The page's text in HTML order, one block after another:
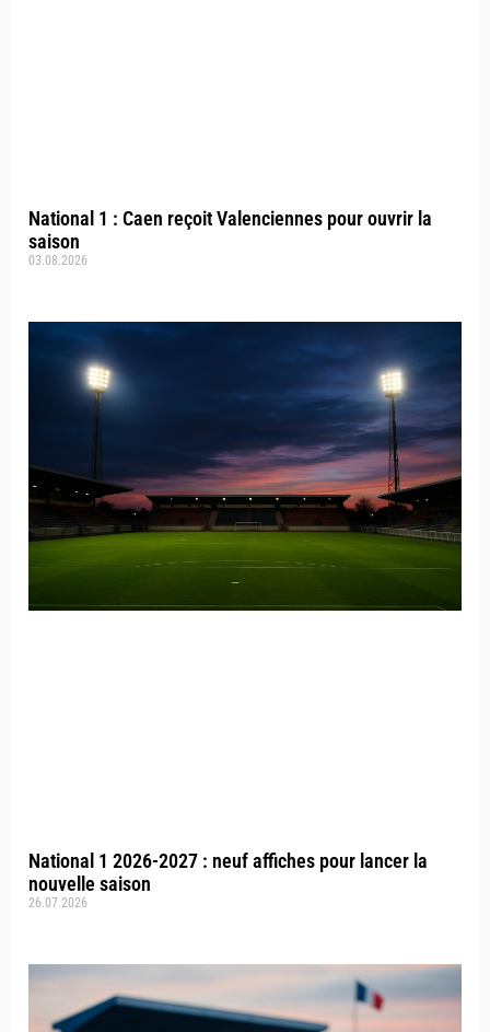
National 1 : Caen reçoit Valenciennes pour ouvrir la
saison
03.08.2026
National 1 2026-2027 : neuf affiches pour lancer la
nouvelle saison
26.07.2026